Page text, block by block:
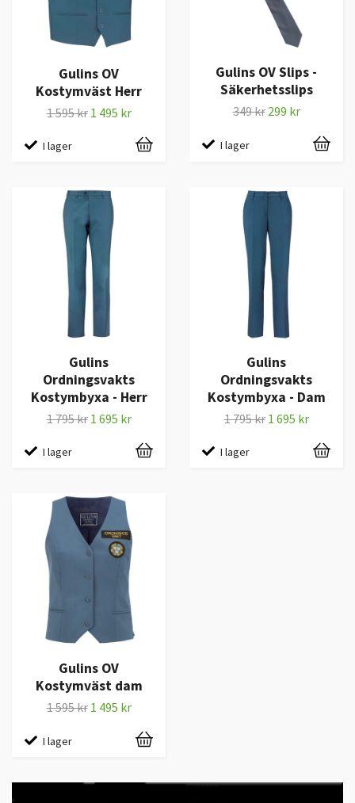
Gulins OV
Kostymväst Herr
1 595 kr 1 495 kr
I lager
Gulins OV Slips -
Säkerhetsslips
349 kr 299 kr
I lager
Gulins
Ordningsvakts
Kostymbyxa - Herr
1 795 kr 1 695 kr
I lager
Gulins
Ordningsvakts
Kostymbyxa - Dam
1 795 kr 1 695 kr
I lager
Gulins OV
Kostymväst dam
1 595 kr 1 495 kr
I lager